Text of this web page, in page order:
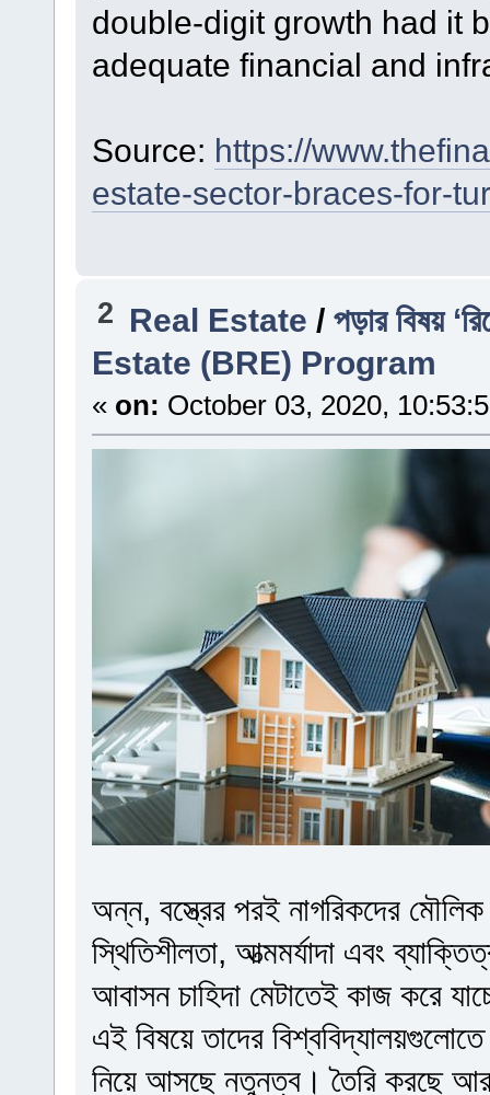
double-digit growth had it
adequate financial and
Source: https://
estate-sector-braces-for-
2 Real Estate /পড়ার বিষয়
Estate (BRE) Program
« on: October 03, 2020,
অন্ন, বস্ত্রের পরই নাগরিকদের
স্থিতিশীলতা, আত্মমর্যাদা এবং
আবাসন চাহিদা মেটাতেই কাজ করে
এই বিষয়ে তাদের
নিয়ে আসছে নতুনত্ব। তৈরি করছে